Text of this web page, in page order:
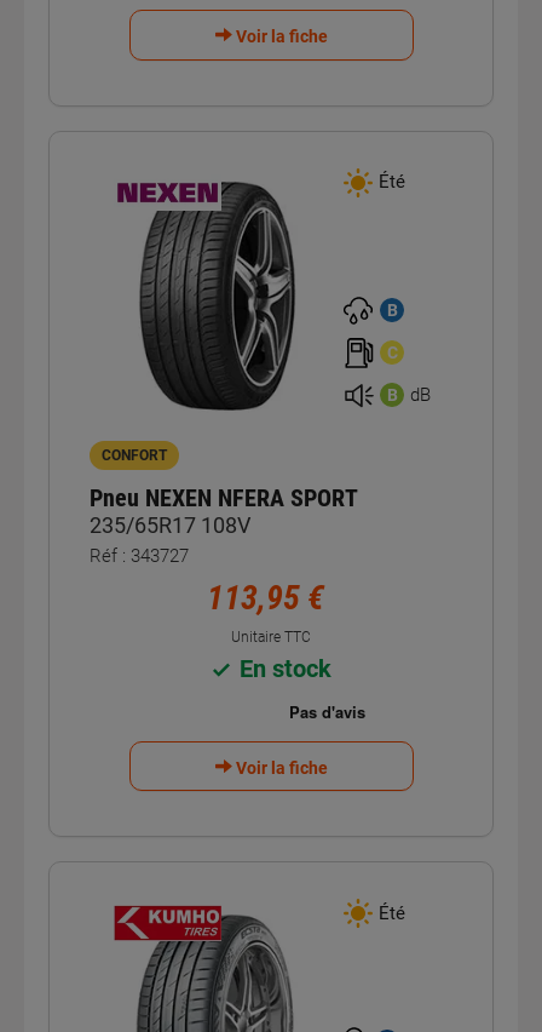
Voir la fiche
Été
B
C
B dB
CONFORT
Pneu NEXEN NFERA SPORT
235/65R17 108V
Réf : 343727
113,95 €
Unitaire TTC
En stock
Voir la fiche
Été